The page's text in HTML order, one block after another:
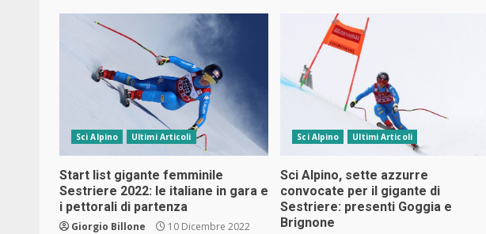
Sci Alpino Ultimi Articoli
Start list gigante femminile
Sestriere 2022: le italiane in gara e
i pettorali di partenza
Giorgio Billone 10 Dicembre 2022
Sci Alpino Ultimi Articoli
Sci Alpino, sette azzurre
convocate per il gigante di
Sestriere: presenti Goggia e
Brignone